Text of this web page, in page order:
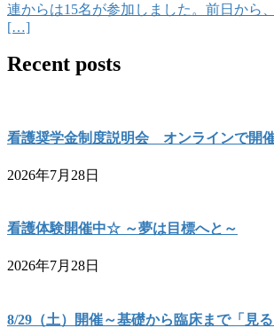
連からは15名が参加しました。前日から
[…]
Recent posts
看護奨学金制度説明会 オンラインで開
2026年7月28日
看護体験開催中☆ ～夢は目標へと～
2026年7月28日
8/29（土）開催～基礎から臨床まで「見